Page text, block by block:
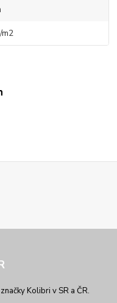
Kolibri v SR a ČR.